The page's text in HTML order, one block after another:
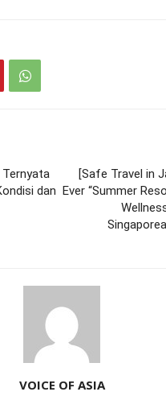
dan
[Safe Travel in
Ever “Summer
VOICE OF ASIA